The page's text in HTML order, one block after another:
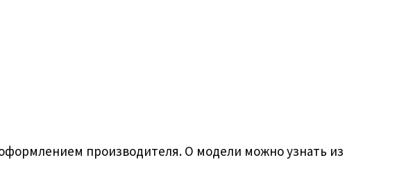
производителя. О модели можно узнать из